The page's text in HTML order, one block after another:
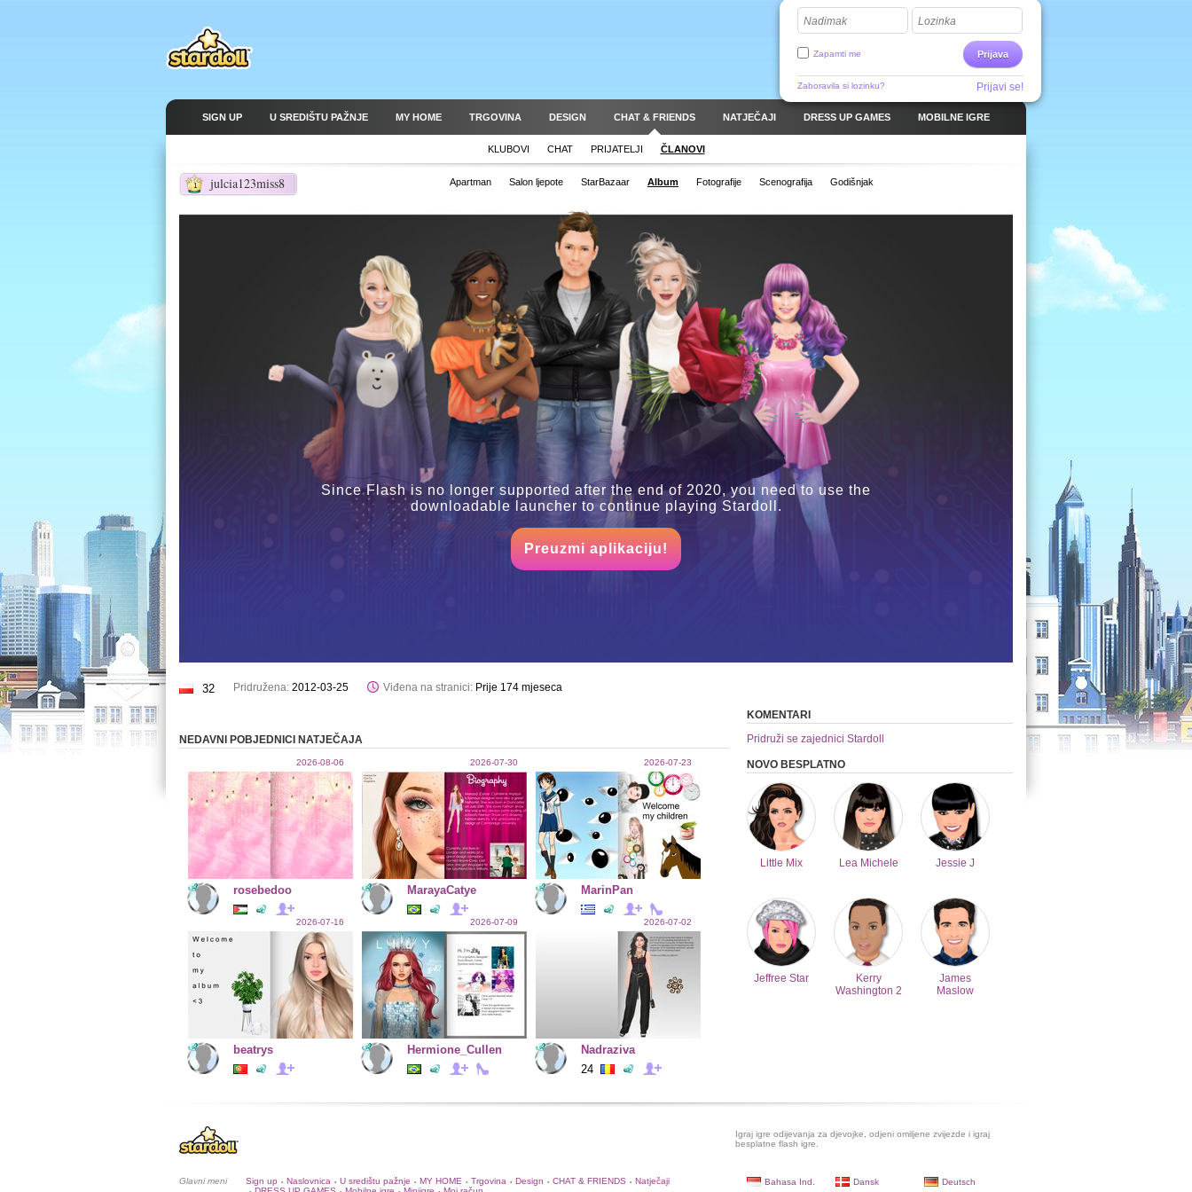
Nadimak Lozinka
Prijava
Zapamti me
Zaboravila si lozinku? Prijavi se!
SIGN UP U SREDIŠTU PAŽNJE MY HOME TRGOVINA DESIGN CHAT & FRIENDS NATJEČAJI DRESS UP GAMES MOBILNE IGRE
KLUBOVI CHAT PRIJATELJI ČLANOVI
julcia123miss8
1 Apartman Salon ljepote StarBazaar Album Fotografije Scenografija Godišnjak
Since Flash is no longer supported after the end of 2020, you need to use the
downloadable launcher to continue playing Stardoll.
Preuzmi aplikaciju!
32 Pridružena: 2012-03-25 Viđena na stranici: Prije 174 mjeseca
NEDAVNI POBJEDNICI NATJEČAJA
2026-08-06
rosebedoo
2026-07-30
MarayaCatye
2026-07-23
MarinPan
2026-07-16
beatrys
2026-07-09
Hermione_Cullen
2026-07-02
Nadraziva
24
KOMENTARI
Pridruži se zajednici Stardoll
NOVO BESPLATNO
Little Mix Lea Michele Jessie J
Jeffree Star
Kerry
Washington 2
James
Maslow
Igraj igre odijevanja za djevojke, odjeni omiljene zvijezde i igraj
besplatne flash igre.
Glavni meni Sign up • Naslovnica • U središtu pažnje • MY HOME • Trgovina • Design • CHAT & FRIENDS • Natječaji Bahasa Ind. Dansk
Deutsch